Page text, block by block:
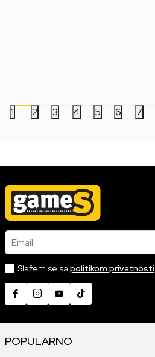
1 2 3 4 5 6 7
Email
Slažem se sa politikom privatnosti
POPULARNO